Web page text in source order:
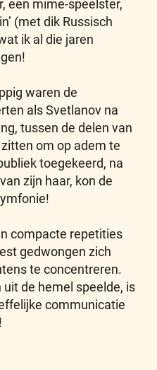
een mime-speelster,
(met dik Russisch
ik al die jaren
waren de
als Svetlanov na
tussen de delen van
om op adem te
toegekeerd, na
zijn haar, kon de
compacte repetities
gedwongen zich
te concentreren.
de hemel speelde, is
communicatie